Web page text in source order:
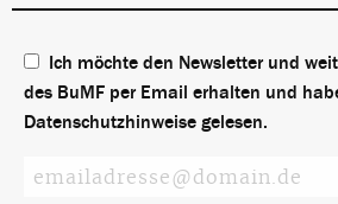
Ich möchte den Newsletter und
des BuMF per Email erhalten und
Datenschutzhinweise gelesen.